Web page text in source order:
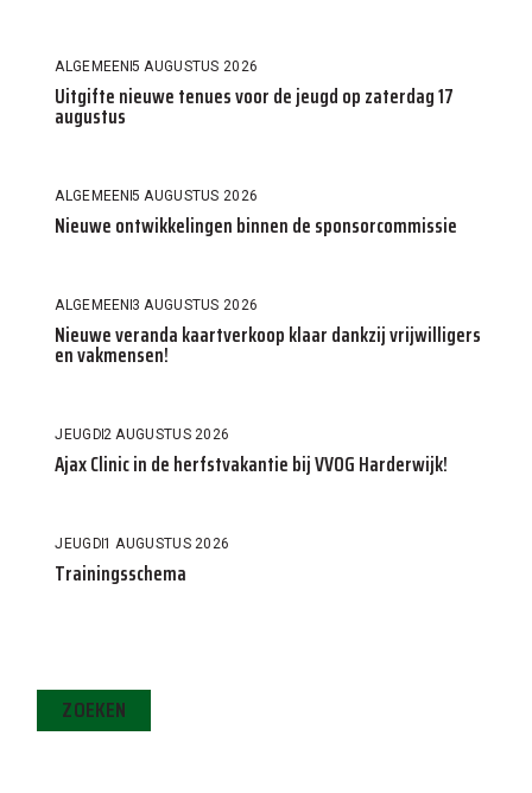
ALGEMEEN5 AUGUSTUS 2026
Uitgifte nieuwe tenues voor de jeugd op zaterdag 17
augustus
ALGEMEEN5 AUGUSTUS 2026
Nieuwe ontwikkelingen binnen de sponsorcommissie
ALGEMEEN3 AUGUSTUS 2026
Nieuwe veranda kaartverkoop klaar dankzij vrijwilligers
en vakmensen!
JEUGD2 AUGUSTUS 2026
Ajax Clinic in de herfstvakantie bij VVOG Harderwijk!
JEUGD1 AUGUSTUS 2026
Trainingsschema
ZOEKEN